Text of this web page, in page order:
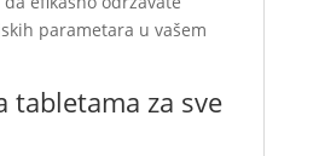
parametara u vašem
tabletama za sve